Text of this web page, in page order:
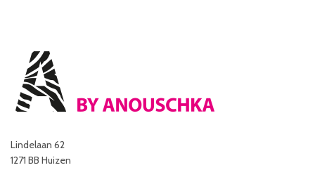
Lindelaan 62
1271 BB Huizen